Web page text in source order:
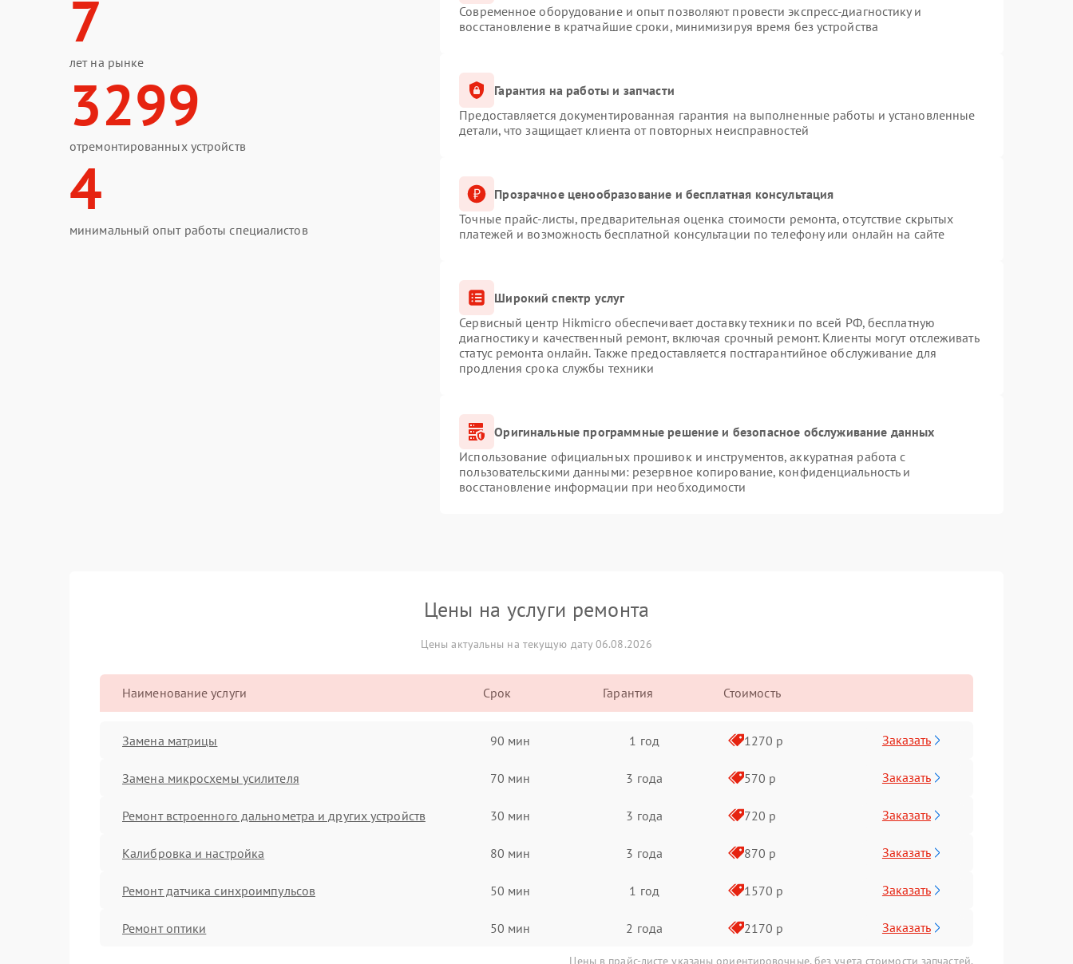
7
лет на рынке
3299
отремонтированных устройств
4
минимальный опыт работы специалистов
Современное оборудование и опыт позволяют провести экспресс-диагностику и
восстановление в кратчайшие сроки, минимизируя время без устройства
Гарантия на работы и запчасти
Предоставляется документированная гарантия на выполненные работы и установленные
детали, что защищает клиента от повторных неисправностей
Прозрачное ценообразование и бесплатная консультация
Точные прайс-листы, предварительная оценка стоимости ремонта, отсутствие скрытых
платежей и возможность бесплатной консультации по телефону или онлайн на сайте
Широкий спектр услуг
Сервисный центр Hikmicro обеспечивает доставку техники по всей РФ, бесплатную
диагностику и качественный ремонт, включая срочный ремонт. Клиенты могут отслеживать
статус ремонта онлайн. Также предоставляется постгарантийное обслуживание для
продления срока службы техники
Оригинальные программные решение и безопасное обслуживание данных
Использование официальных прошивок и инструментов, аккуратная работа с
пользовательскими данными: резервное копирование, конфиденциальность и
восстановление информации при необходимости
Цены на услуги ремонта
Цены актуальны на текущую дату 06.08.2026
Наименование услуги Срок Гарантия Стоимость
Замена матрицы 90 мин 1 год 1270 р Заказать
Замена микросхемы усилителя 70 мин 3 года 570 р Заказать
Ремонт встроенного дальнометра и других устройств 30 мин 3 года 720 р Заказать
Калибровка и настройка 80 мин 3 года 870 р Заказать
Ремонт датчика синхроимпульсов 50 мин 1 год 1570 р Заказать
Ремонт оптики 50 мин 2 года 2170 р Заказать
Цены в прайс-листе указаны ориентировочные, без учета стоимости запчастей.